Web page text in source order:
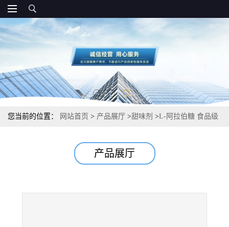
您当前的位置： 网站首页 > 产品展厅 >甜味剂 >L-阿拉伯糖 食品级
产品展厅